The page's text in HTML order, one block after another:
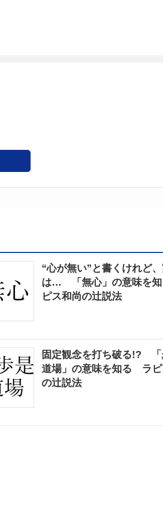
“心が無い”と書くけれど
は… 「無心」の意味を
ピス和尚の辻説法
固定観念を打ち破る!? 「
道場」の意味を知る ラピ
の辻説法